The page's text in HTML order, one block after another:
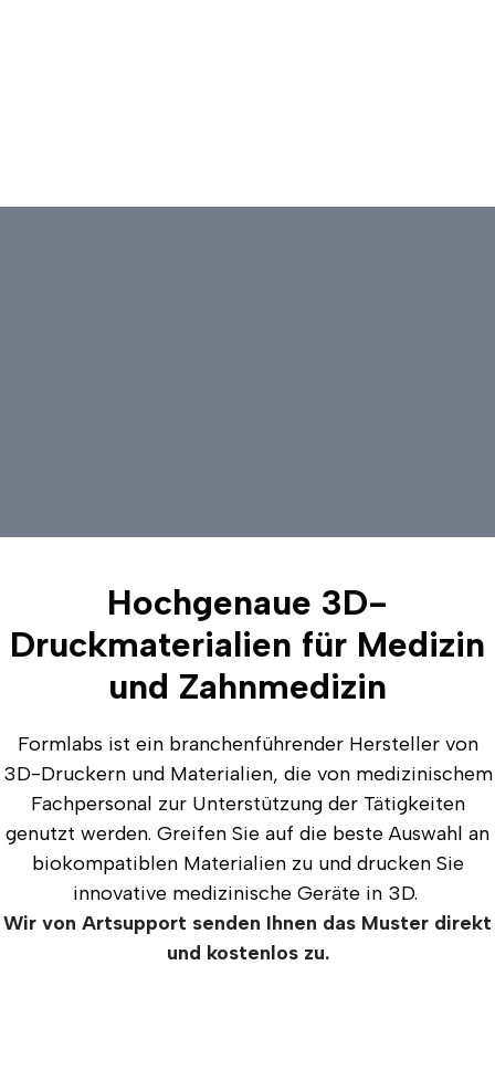
Hochgenaue 3D-
Druckmaterialien für Medizin
und Zahnmedizin
Formlabs ist ein branchenführender Hersteller von
3D-Druckern und Materialien, die von medizinischem
Fachpersonal zur Unterstützung der Tätigkeiten
genutzt werden. Greifen Sie auf die beste Auswahl an
biokompatiblen Materialien zu und drucken Sie
innovative medizinische Geräte in 3D.
Wir von Artsupport senden Ihnen das Muster direkt
und kostenlos zu.